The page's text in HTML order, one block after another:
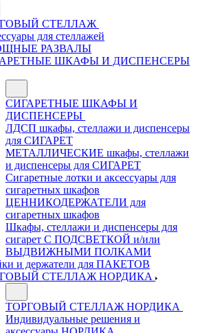
СТЕЛЛАЖ
для стеллажей
РАЗВАЛЫ
ШКАФЫ И ДИСПЕНСЕРЫ
СИГАРЕТНЫЕ ШКАФЫ И
ДИСПЕНСЕРЫ
ЛДСП шкафы, стеллажи и диспенсеры
для СИГАРЕТ
МЕТАЛЛИЧЕСКИЕ шкафы, стеллажи
и диспенсеры для СИГАРЕТ
Сигаретные лотки и аксессуары для
сигаретных шкафов
ЦЕННИКОДЕРЖАТЕЛИ для
сигаретных шкафов
Шкафы, стеллажи и диспенсеры для
сигарет С ПОДСВЕТКОЙ и/или
ВЫДВИЖНЫМИ ПОЛКАМИ
и держатели для ПАКЕТОВ
СТЕЛЛАЖ НОРДИКА
ТОРГОВЫЙ СТЕЛЛАЖ НОРДИКА
Индивидуальные решения и